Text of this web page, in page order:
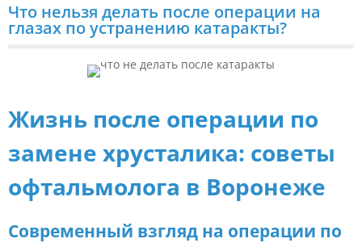
офтальмология
Что нельзя делать после операции на
глазах по устранению катаракты?
Жизнь после операции по
замене хрусталика: советы
офтальмолога в Воронеже
Современный взгляд на операции по